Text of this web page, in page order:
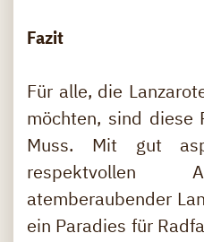
Fazit
Für alle, die
möchten, sind diese
Muss. Mit gut
respektvollen
atemberaubender
ein Paradies für